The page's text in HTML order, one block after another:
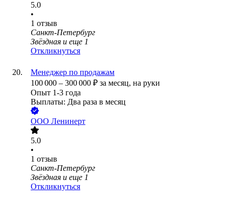
5.0
•
1 отзыв
Санкт-Петербург
Звёздная и еще 1
Откликнуться
Менеджер по продажам
100 000 – 300 000 ₽ за месяц, на руки
Опыт 1-3 года
Выплаты: Два раза в месяц
ООО Ленинерт
5.0
•
1 отзыв
Санкт-Петербург
Звёздная и еще 1
Откликнуться